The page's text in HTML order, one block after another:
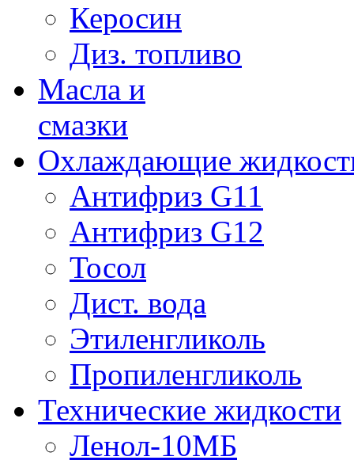
Керосин
Диз. топливо
Масла и
смазки
Охлаждающие
Антифриз G11
Антифриз G12
Тосол
Дист. вода
Этиленгликоль
Пропиленгликоль
Технические жидкости
Ленол-10МБ